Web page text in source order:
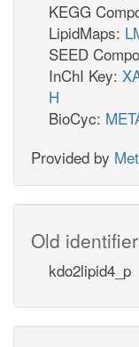
KEGG
LipidMaps:
SEED
InChI Key:
H
BioCyc:
Provided by
Old
kdo2lipid4_p